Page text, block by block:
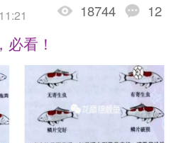
18744 12
看！